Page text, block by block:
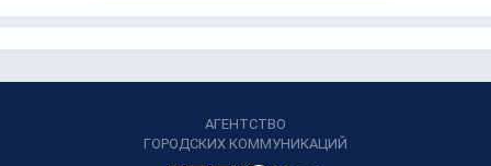
АГЕНТСТВО
ГОРОДСКИХ КОММУНИКАЦИЙ